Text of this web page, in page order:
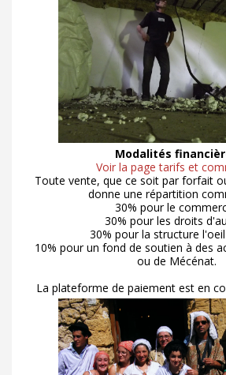
Modalités
Voir la page tarifs et
Toute vente, que ce soit par forfait
donne une répartition
30% pour le
30% pour les droits
30% pour la structure
10% pour un fond de soutien à des
ou de Mécénat.
La plateforme de paiement est en